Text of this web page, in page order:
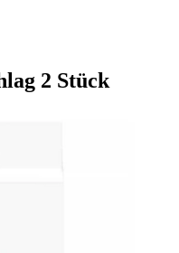
2 Stück